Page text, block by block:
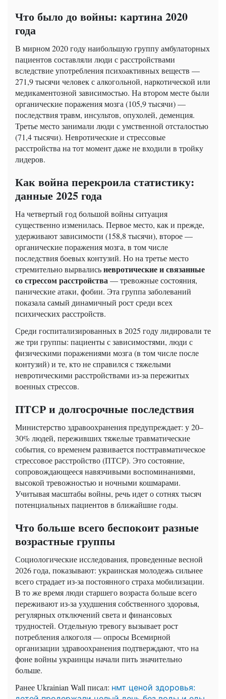
Что было до войны: картина 2020
года
В мирном 2020 году наибольшую группу амбулаторных
пациентов составляли люди с расстройствами
вследствие употребления психоактивных веществ —
271,9 тысячи человек с алкогольной, наркотической или
медикаментозной зависимостью. На втором месте были
органические поражения мозга (105,9 тысячи) —
последствия травм, инсультов, опухолей, деменция.
Третье место занимали люди с умственной отсталостью
(71,4 тысячи). Невротические и стрессовые
расстройства на тот момент даже не входили в тройку
лидеров.
Как война перекроила статистику:
данные 2025 года
На четвертый год большой войны ситуация
существенно изменилась. Первое место, как и прежде,
удерживают зависимости (158,8 тысячи), второе —
органические поражения мозга, в том числе
последствия боевых контузий. Но на третье место
стремительно вырвалисьневротические и связанные
со стрессом расстройства— тревожные состояния,
панические атаки, фобии. Эта группа заболеваний
показала самый динамичный рост среди всех
психических расстройств.
Среди госпитализированных в 2025 году лидировали те
же три группы: пациенты с зависимостями, люди с
физическими поражениями мозга (в том числе после
контузий) и те, кто не справился с тяжелыми
невротическими расстройствами из-за пережитых
военных стрессов.
ПТСР и долгосрочные последствия
Министерство здравоохранения предупреждает: у 20–
30% людей, переживших тяжелые травматические
события, со временем развивается посттравматическое
стрессовое расстройство (ПТСР). Это состояние,
сопровождающееся навязчивыми воспоминаниями,
высокой тревожностью и ночными кошмарами.
Учитывая масштабы войны, речь идет о сотнях тысяч
потенциальных пациентов в ближайшие годы.
Что больше всего беспокоит разные
возрастные группы
Социологические исследования, проведенные весной
2026 года, показывают: украинская молодежь сильнее
всего страдает из-за постоянного страха мобилизации.
В то же время люди старшего возраста больше всего
переживают из-за ухудшения собственного здоровья,
регулярных отключений света и финансовых
трудностей. Отдельную тревогу вызывает рост
потребления алкоголя — опросы Всемирной
организации здравоохранения подтверждают, что на
фоне войны украинцы начали пить значительно
больше.
Ранее Ukrainian Wall писал: нмт ценой здоровья: